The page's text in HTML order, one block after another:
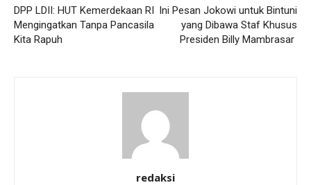
DPP LDII: HUT Kemerdekaan RI
Mengingatkan Tanpa Pancasila
Kita Rapuh
Ini Pesan Jokowi untuk Bintuni
yang Dibawa Staf Khusus
Presiden Billy Mambrasar
redaksi